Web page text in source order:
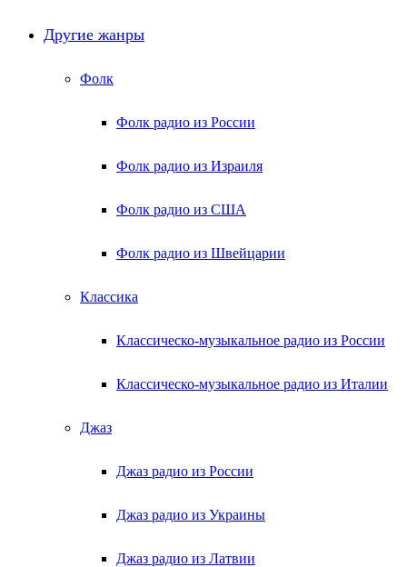
Другие жанры
Фолк
Фолк радио из России
Фолк радио из Израиля
Фолк радио из США
Фолк радио из Швейцарии
Классика
Классическо-музыкальное радио из России
Классическо-музыкальное радио из Италии
Джаз
Джаз радио из России
Джаз радио из Украины
Джаз радио из Латвии